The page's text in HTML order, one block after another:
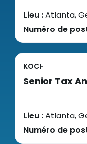
Lieu : Atlanta,
Numéro de
KOCH
Senior Tax
Lieu : Atlanta,
Numéro de